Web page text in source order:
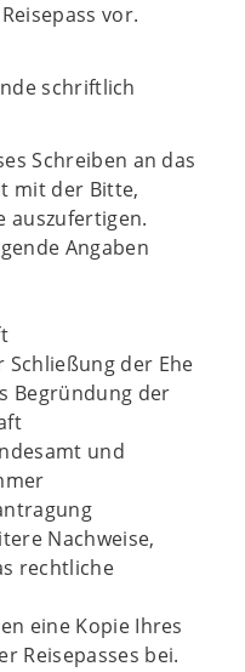
vor.
schriftlich
Schreiben an das
mit der Bitte,
auszufertigen.
Angaben
der Ehe
Begründung der
und
Nachweise,
rechtliche
eine Kopie Ihres
Reisepasses bei.